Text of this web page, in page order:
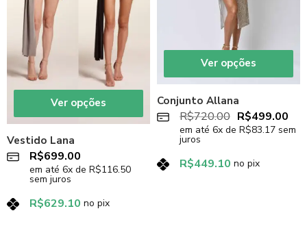
Ver opções
Vestido Lana
R$699.00
em até 6x de R$116.50
sem juros
R$629.10 no pix
Ver opções
Conjunto Allana
R$720.00 R$499.00
em até 6x de R$83.17 sem
juros
R$449.10 no pix